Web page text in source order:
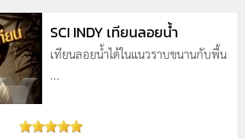
SCI INDY เทียนลอยน้ำ
เทียนลอยน้ำได้ในแนวราบขนานกับพื้น
...